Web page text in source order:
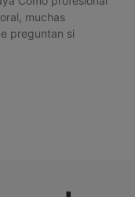
muchas
preguntan si